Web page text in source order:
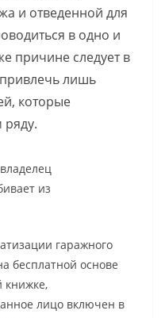
и отведенной для
в одно и
причине следует в
лишь
которые
из
гаражного
бесплатной основе
книжке,
лицо включен в